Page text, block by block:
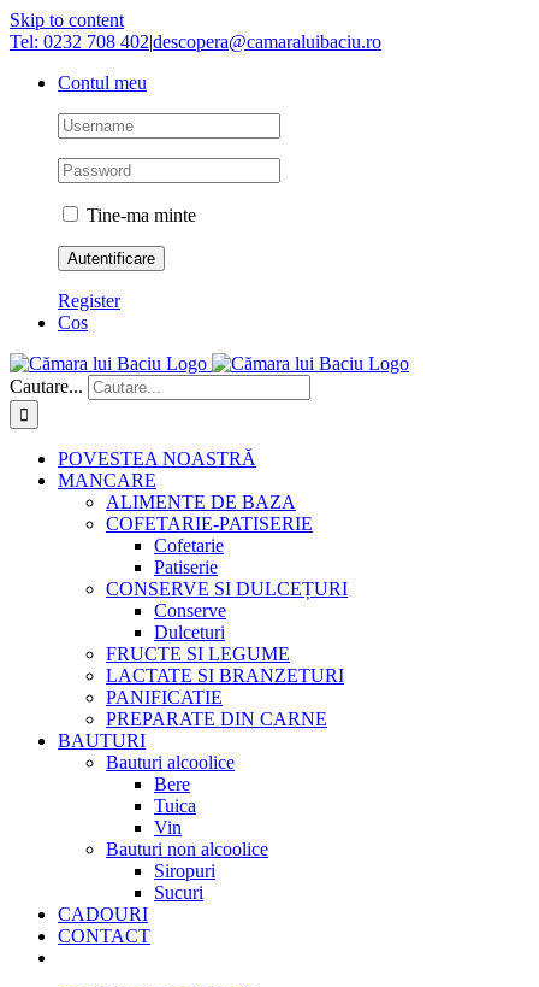
Skip to content
Tel: 0232 708 402|descopera@camaraluibaciu.ro
Contul meu
Tine-ma minte
Register
Cos
Cautare...
POVESTEA NOASTRĂ
MANCARE
ALIMENTE DE BAZA
COFETARIE-PATISERIE
Cofetarie
Patiserie
CONSERVE SI DULCEȚURI
Conserve
Dulceturi
FRUCTE SI LEGUME
LACTATE SI BRANZETURI
PANIFICATIE
PREPARATE DIN CARNE
BAUTURI
Bauturi alcoolice
Bere
Tuica
Vin
Bauturi non alcoolice
Siropuri
Sucuri
CADOURI
CONTACT